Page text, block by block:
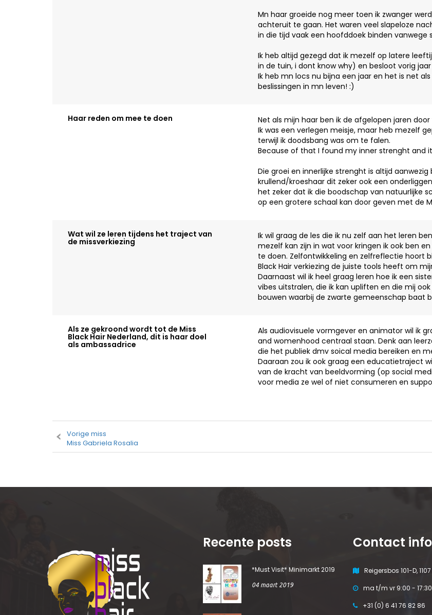
Mn haar groeide nog meer toen ik zwanger
achteruit te gaan. Het waren veel slapeloze
in die tijd vaak een hoofddoek binden vanwege
Ik heb altijd gezegd dat ik mezelf op latere
in de tuin, i dont know why) en besloot vorig
Ik heb mn locs nu bijna een jaar en het is net
beslissingen in mn leven! :)
Haar reden om mee te doen
Net als mijn haar ben ik de afgelopen jaren
Ik was een verlegen meisje, maar heb mezelf
terwijl ik doodsbang was om te falen.
Because of that I found my inner strenght and
Die groei en innerlijke strenght is altijd
krullend/kroeshaar dit zeker ook een
het zeker dat ik die boodschap van natuurlijke
op een grotere schaal kan door geven met de
Wat wil ze leren tijdens het traject van
de missverkiezing
Ik wil graag de les die ik nu zelf aan het leren
mezelf kan zijn in wat voor kringen ik ook ben
te doen. Zelfontwikkeling en zelfreflectie hoort
Black Hair verkiezing de juiste tools heeft om
Daarnaast wil ik heel graag leren hoe ik een
vibes uitstralen, die ik kan upliften en die mij
bouwen waarbij de zwarte gemeenschap baat
Als ze gekroond wordt tot de Miss
Black Hair Nederland, dit is haar doel
als ambassadrice
Als audiovisuele vormgever en animator wil ik
and womenhood centraal staan. Denk aan
die het publiek dmv soical media bereiken en
Daaraan zou ik ook graag een educatietraject
van de kracht van beeldvorming (op social
voor media ze wel of niet consumeren en
Vorige miss
Miss Gabriela Rosalia
Recente posts
*Must Visit* Minimarkt 2019
04 maart 2019
Contact
Reigersbos 101-D,
ma t/m vr 9:00 - 17:30
+31 (0) 6 41 76 82 86